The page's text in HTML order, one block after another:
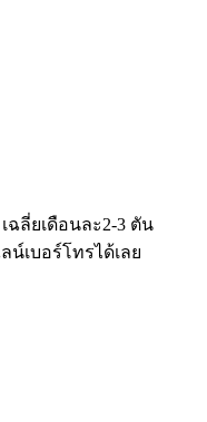
ฉลี่ยเดือนละ2-3 ตัน
น์เบอร์โทรได้เลย